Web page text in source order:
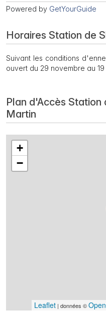
Powered by GetYourGuide
Horaires Station de
Suivant les conditions
ouvert du 29 novembre au 19
Plan d'Accès Station
Martin
+
−
Leaflet | données ©